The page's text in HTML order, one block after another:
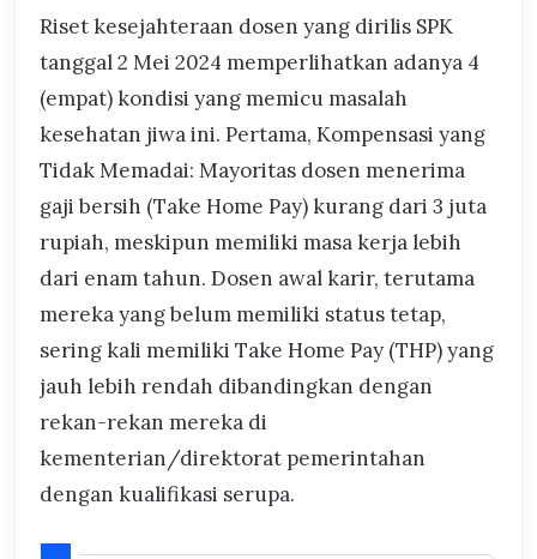
Riset kesejahteraan dosen yang dirilis SPK
tanggal 2 Mei 2024 memperlihatkan adanya 4
(empat) kondisi yang memicu masalah
kesehatan jiwa ini. Pertama, Kompensasi yang
Tidak Memadai: Mayoritas dosen menerima
gaji bersih (Take Home Pay) kurang dari 3 juta
rupiah, meskipun memiliki masa kerja lebih
dari enam tahun. Dosen awal karir, terutama
mereka yang belum memiliki status tetap,
sering kali memiliki Take Home Pay (THP) yang
jauh lebih rendah dibandingkan dengan
rekan-rekan mereka di
kementerian/direktorat pemerintahan
dengan kualifikasi serupa.